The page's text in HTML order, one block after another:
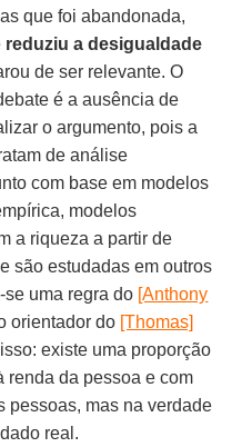
que foi abandonada,
reduziu a desigualdade
de ser relevante. O
é a ausência de
o argumento, pois a
de análise
com base em modelos
modelos
a riqueza a partir de
são estudadas em outros
uma regra do [Anthony
orientador do [Thomas]
existe uma proporção
renda da pessoa e com
pessoas, mas na verdade
real.